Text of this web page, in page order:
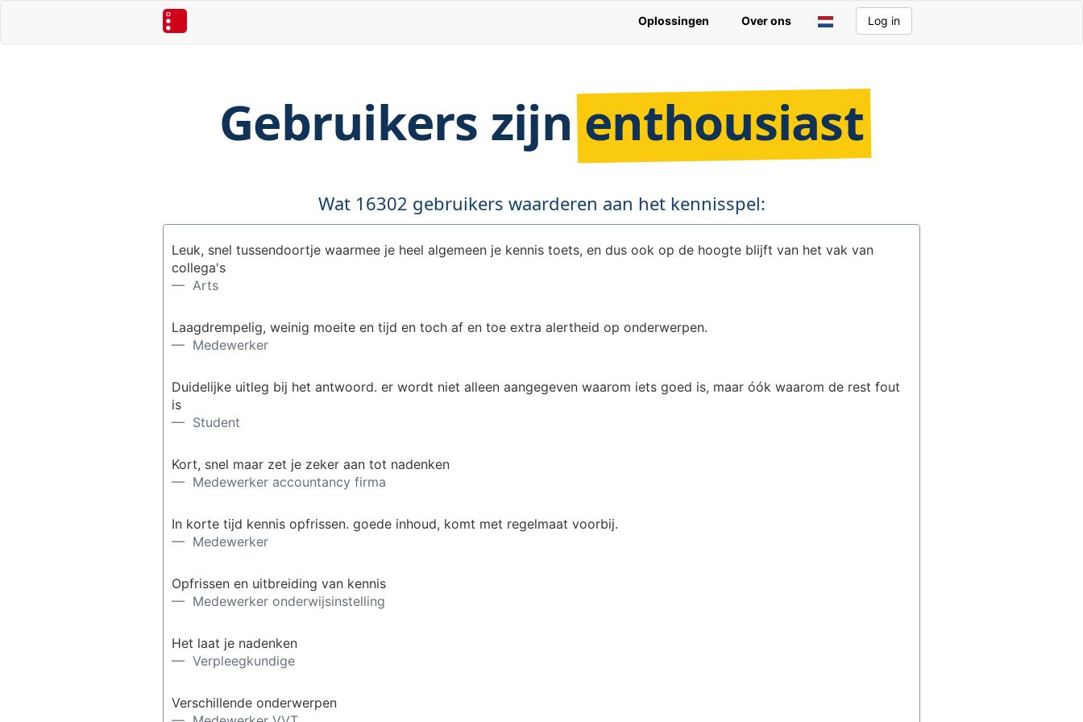
Oplossingen Over ons Log in
Gebruikers zijnenthousiast
Wat 16302 gebruikers waarderen aan het kennisspel:
Leuk, snel tussendoortje waarmee je heel algemeen je kennis toets, en dus ook op de hoogte blijft van het vak van
collega's
— Arts
Laagdrempelig, weinig moeite en tijd en toch af en toe extra alertheid op onderwerpen.
— Medewerker
Duidelijke uitleg bij het antwoord. er wordt niet alleen aangegeven waarom iets goed is, maar óók waarom de rest fout
is
— Student
Kort, snel maar zet je zeker aan tot nadenken
— Medewerker accountancy firma
In korte tijd kennis opfrissen. goede inhoud, komt met regelmaat voorbij.
— Medewerker
Opfrissen en uitbreiding van kennis
— Medewerker onderwijsinstelling
Het laat je nadenken
— Verpleegkundige
Verschillende onderwerpen